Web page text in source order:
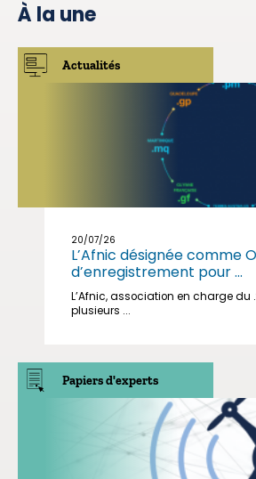
À la une
Actualités
20/07/26
L’Afnic désignée comme
d’enregistrement pour ...
L’Afnic, association en charge du
plusieurs ...
Papiers d'experts